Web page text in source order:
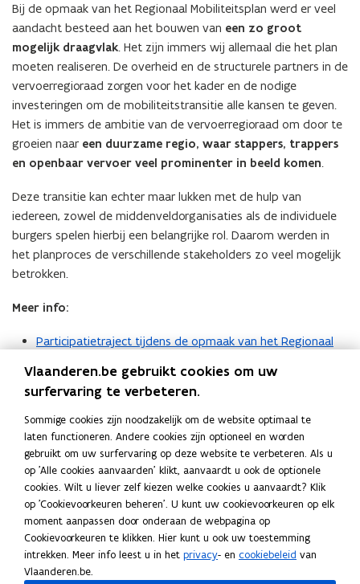
Bij de opmaak van het Regionaal Mobiliteitsplan werd er veel
aandacht besteed aan het bouwen van een zo groot
mogelijk draagvlak. Het zijn immers wij allemaal die het plan
moeten realiseren. De overheid en de structurele partners in de
vervoerregioraad zorgen voor het kader en de nodige
investeringen om de mobiliteitstransitie alle kansen te geven.
Het is immers de ambitie van de vervoerregioraad om door te
groeien naar een duurzame regio, waar stappers, trappers
en openbaar vervoer veel prominenter in beeld komen.
Deze transitie kan echter maar lukken met de hulp van
iedereen, zowel de middenveldorganisaties als de individuele
burgers spelen hierbij een belangrijke rol. Daarom werden in
het planproces de verschillende stakeholders zo veel mogelijk
betrokken.
Meer info:
Participatietraject tijdens de opmaak van het Regionaal
Goedgekeurde participatienota
(
D
F
b
e
s
t
a
n
d
Goedgekeurde stakeholderslijst
P
D
F
b
e
s
a
Projectgids
(
P
D
F
b
e
s
t
Bij de uitrol van het Regionaal
Mobiliteitsplan
Nu het Regionaal Mobiliteitsplan is afgewerkt, zal de
vervoerregioraad Brugge ook een participatietraject op maat
uitwerken om de uitvoering van het Regionaal Mobiliteitsplan
op te volgen.
Vlaanderen.be gebruikt cookies om uw
surfervaring te verbeteren.
Sommige cookies zijn noodzakelijk om de website optimaal te
laten functioneren. Andere cookies zijn optioneel en worden
gebruikt om uw surfervaring op deze website te verbeteren. Als u
op 'Alle cookies aanvaarden' klikt, aanvaardt u ook de optionele
cookies. Wilt u liever zelf kiezen welke cookies u aanvaardt? Klik
op 'Cookievoorkeuren beheren'. U kunt uw cookievoorkeuren op elk
moment aanpassen door onderaan de webpagina op
Cookievoorkeuren te klikken. Hier kunt u ook uw toestemming
intrekken. Meer info leest u in het privacy- en cookiebeleid van
Vlaanderen.be.